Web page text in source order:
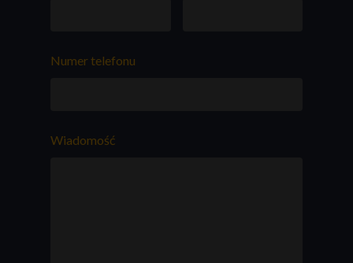
Numer telefonu
Wiadomość